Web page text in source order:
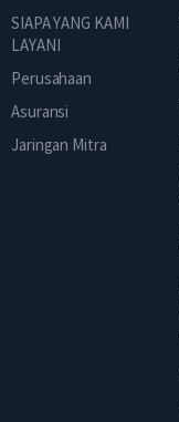
SIAPA YANG KAMI
LAYANI
Perusahaan
Asuransi
Jaringan Mitra